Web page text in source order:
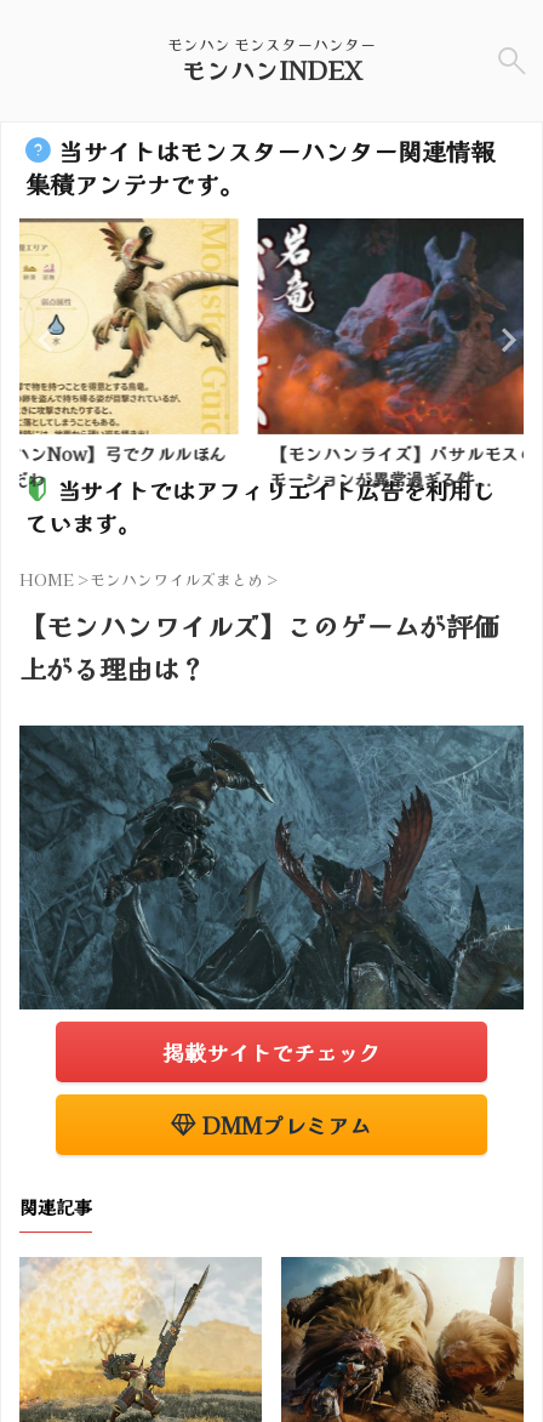
モンハン モンスターハンター
モンハンINDEX
当サイトはモンスターハンター関連情報
集積アンテナです。
ルルほん
【モンハンライズ】バサルモスの
モーションが異常過ぎる件...
【モンハ
に高低差好
当サイトではアフィリエイト広告を利用し
ています。
HOME >モンハンワイルズまとめ >
【モンハンワイルズ】このゲームが評価
上がる理由は？
掲載サイトでチェック
DMMプレミアム
関連記事